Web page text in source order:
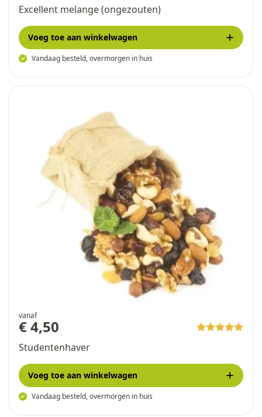
Excellent melange (ongezouten)
Vandaag besteld, overmorgen in huis
Voeg toe aan winkelwagen
vanaf
€ 4,50
Studentenhaver
Vandaag besteld, overmorgen in huis
Voeg toe aan winkelwagen